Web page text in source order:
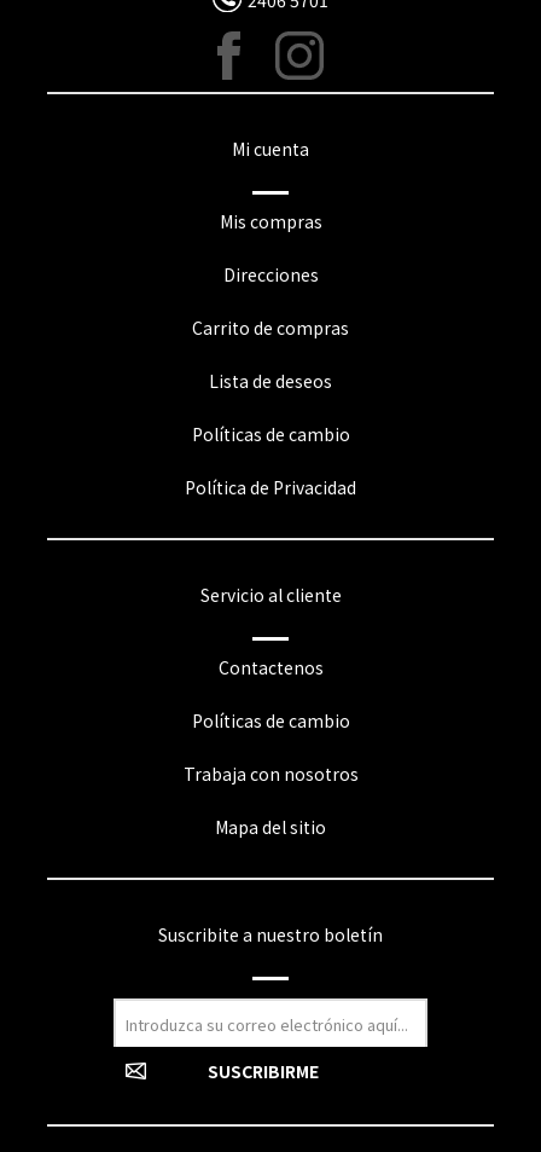
Mi cuenta
Mis compras
Direcciones
Carrito de compras
Lista de deseos
Políticas de cambio
Política de Privacidad
Servicio al cliente
Contactenos
Políticas de cambio
Trabaja con nosotros
Mapa del sitio
Suscribite a nuestro boletín